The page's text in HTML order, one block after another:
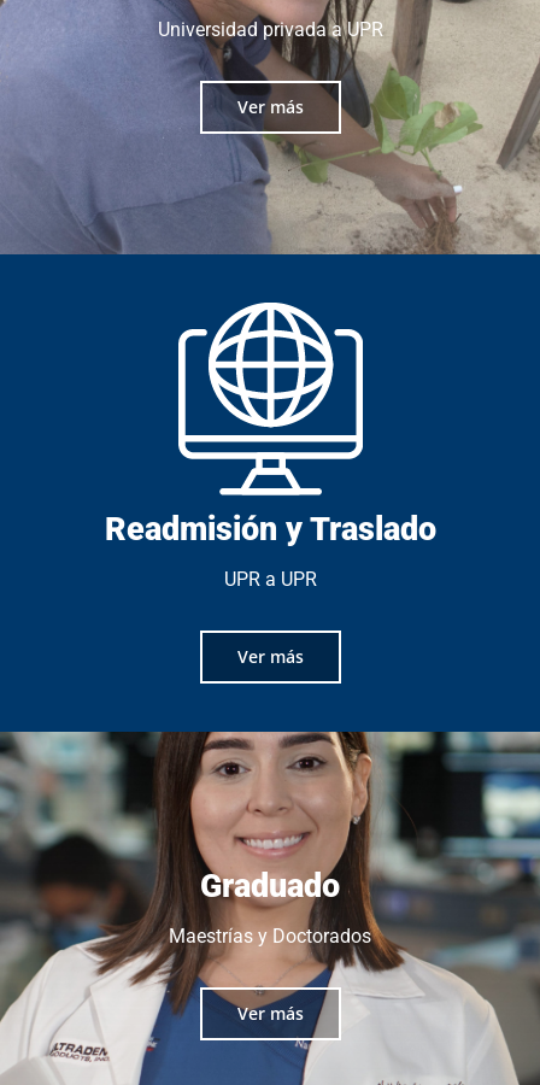
Universidad privada a UPR
Ver más
Readmisión y Traslado
UPR a UPR
Ver más
Graduado
Maestrías y Doctorados
Ver más